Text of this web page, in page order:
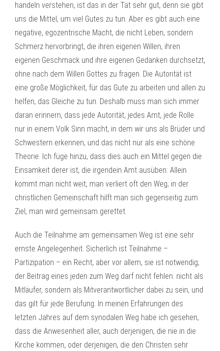
handeln verstehen, ist das in der Tat sehr gut, denn sie gibt
uns die Mittel, um viel Gutes zu tun. Aber es gibt auch eine
negative, egozentrische Macht, die nicht Leben, sondern
Schmerz hervorbringt, die ihren eigenen Willen, ihren
eigenen Geschmack und ihre eigenen Gedanken durchsetzt,
ohne nach dem Willen Gottes zu fragen. Die Autorität ist
eine große Möglichkeit, für das Gute zu arbeiten und allen zu
helfen, das Gleiche zu tun. Deshalb muss man sich immer
daran erinnern, dass jede Autorität, jedes Amt, jede Rolle
nur in einem Volk Sinn macht, in dem wir uns als Brüder und
Schwestern erkennen, und das nicht nur als eine schöne
Theorie. Ich füge hinzu, dass dies auch ein Mittel gegen die
Einsamkeit derer ist, die irgendein Amt ausüben: Allein
kommt man nicht weit, man verliert oft den Weg; in der
christlichen Gemeinschaft hilft man sich gegenseitig zum
Ziel, man wird gemeinsam gerettet.
Auch die Teilnahme am gemeinsamen Weg ist eine sehr
ernste Angelegenheit. Sicherlich ist Teilnahme –
Partizipation – ein Recht, aber vor allem, sie ist notwendig;
der Beitrag eines jeden zum Weg darf nicht fehlen: nicht als
Mitläufer, sondern als Mitverantwortlicher dabei zu sein, und
das gilt für jede Berufung. In meinen Erfahrungen des
letzten Jahres auf dem synodalen Weg habe ich gesehen,
dass die Anwesenheit aller, auch derjenigen, die nie in die
Kirche kommen, oder derjenigen, die den Christen sehr